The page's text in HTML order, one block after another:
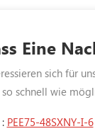
Eine
sich für
schnell wie
PEE75-48SXNY-I-6